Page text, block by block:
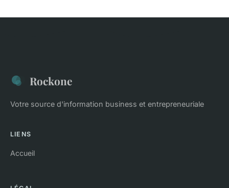
Rockone
Votre source d'information business et entrepreneuriale
LIENS
Accueil